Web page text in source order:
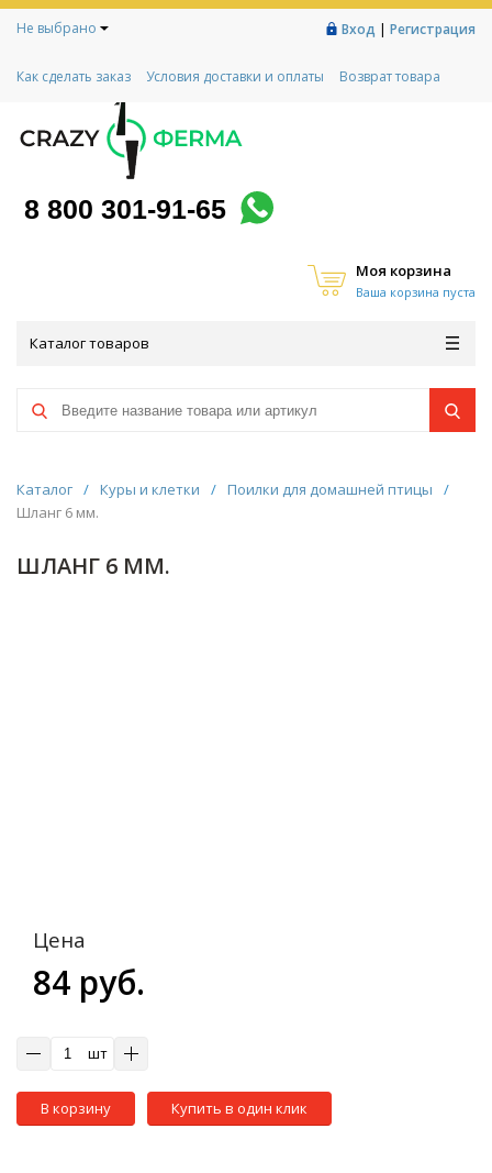
Не выбрано Вход | Регистрация
Как сделать заказ Условия доставки и оплаты
Возврат товара
Контакты
Социальный контракт
Любимая ферма
8 800 301-91-65
Моя корзина
Ваша корзина пуста
Каталог товаров
Каталог / Куры и клетки / Поилки для домашней птицы
/
Шланг 6 мм.
ШЛАНГ 6 ММ.
Цена
84 руб.
шт
В корзину Купить в один клик